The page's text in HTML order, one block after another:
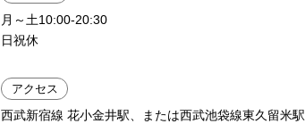
月～土10:00-20:30
日祝休
アクセス
西武新宿線 花小金井駅、または西武池袋線東久留米駅